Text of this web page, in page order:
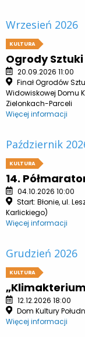
Wrzesień 2026
KULTURA
Ogrody Sztuki
20.09.2026 11:00
Finał Ogrodów
Widowiskowej Domu
Zielonkach-Parceli
Więcej informacji
Październik
KULTURA
14.
04.10.2026 10:00
Start: Błonie, ul.
Karlickiego)
Więcej informacji
Grudzień 2026
KULTURA
12.12.2026 18:00
Dom Kultury
Więcej informacji